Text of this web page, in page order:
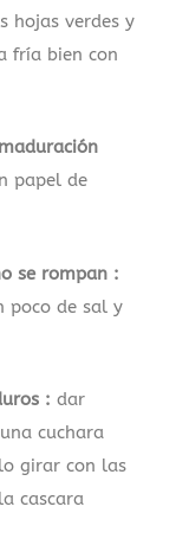
hojas verdes y
fría bien con
papel de
se rompan :
poco de sal y
: dar
cuchara
girar con las
cascara